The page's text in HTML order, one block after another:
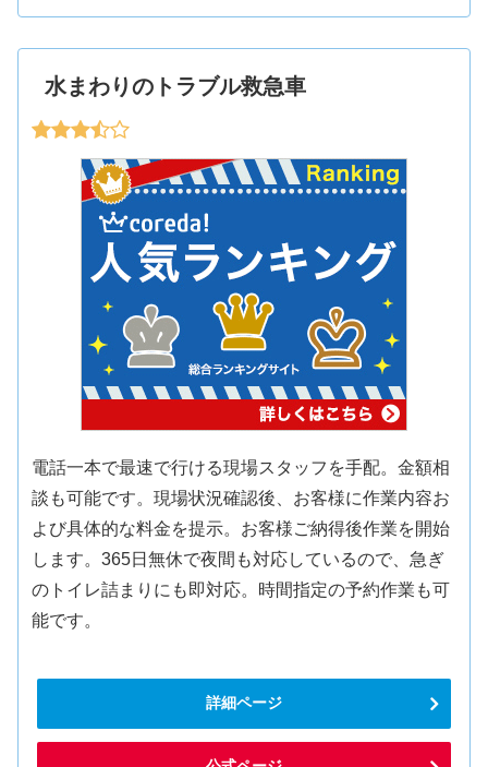
水まわりのトラブル救急車
電話一本で最速で行ける現場スタッフを手配。金額相
談も可能です。現場状況確認後、お客様に作業内容お
よび具体的な料金を提示。お客様ご納得後作業を開始
します。365日無休で夜間も対応しているので、急ぎ
のトイレ詰まりにも即対応。時間指定の予約作業も可
能です。
詳細ページ